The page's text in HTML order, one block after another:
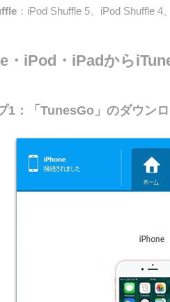
：iPod Shuffle 5、iPod Shuffle
・iPod・iPadから
1：「TunesGo」のダウン